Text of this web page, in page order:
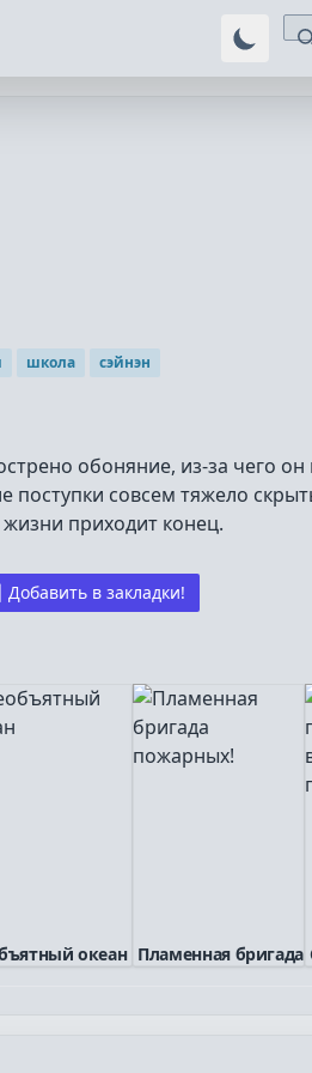
школа сэйнэн
обоняние, из-за чего
поступки совсем тяжело
приходит конец.
Добавить в закладки!
океан Пламенная бригада